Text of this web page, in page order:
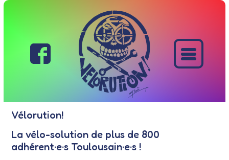
Vélorution!
La vélo-solution de plus de 800
adhérent·e·s Toulousain·e·s !